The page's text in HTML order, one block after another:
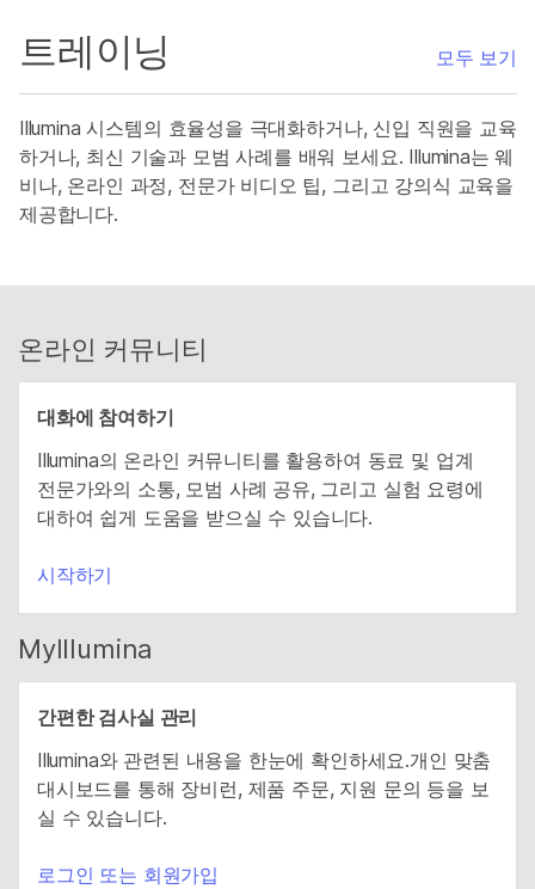
트레이닝 모두 보기
Illumina 시스템의 효율성을 극대화하거나, 신입 직원을 교육
하거나, 최신 기술과 모범 사례를 배워 보세요. Illumina는 웨
비나, 온라인 과정, 전문가 비디오 팁, 그리고 강의식 교육을
제공합니다.
온라인 커뮤니티
대화에 참여하기
Illumina의 온라인 커뮤니티를 활용하여 동료 및 업계
전문가와의 소통, 모범 사례 공유, 그리고 실험 요령에
대하여 쉽게 도움을 받으실 수 있습니다.
시작하기
MyIllumina
간편한 검사실 관리
Illumina와 관련된 내용을 한눈에 확인하세요.개인 맞춤
대시보드를 통해 장비런, 제품 주문, 지원 문의 등을 보
실 수 있습니다.
로그인 또는 회원가입